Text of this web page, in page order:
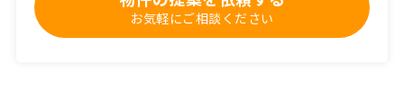
お気軽にご相談ください